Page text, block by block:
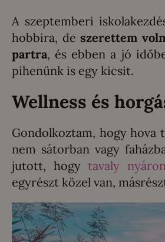
A szeptemberi
hobbira, de szerettem
partra, és ebben a jó
pihenünk is egy kicsit.
Wellness és
Gondolkoztam, hogy hova
nem sátorban vagy
jutott, hogytavaly
egyrészt közel van,